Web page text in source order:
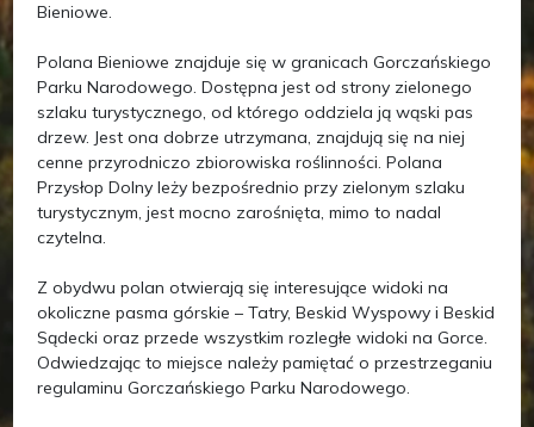
Bieniowe.
Polana Bieniowe znajduje się w granicach Gorczańskiego
Parku Narodowego. Dostępna jest od strony zielonego
szlaku turystycznego, od którego oddziela ją wąski pas
drzew. Jest ona dobrze utrzymana, znajdują się na niej
cenne przyrodniczo zbiorowiska roślinności. Polana
Przysłop Dolny leży bezpośrednio przy zielonym szlaku
turystycznym, jest mocno zarośnięta, mimo to nadal
czytelna.
Z obydwu polan otwierają się interesujące widoki na
okoliczne pasma górskie – Tatry, Beskid Wyspowy i Beskid
Sądecki oraz przede wszystkim rozległe widoki na Gorce.
Odwiedzając to miejsce należy pamiętać o przestrzeganiu
regulaminu Gorczańskiego Parku Narodowego.